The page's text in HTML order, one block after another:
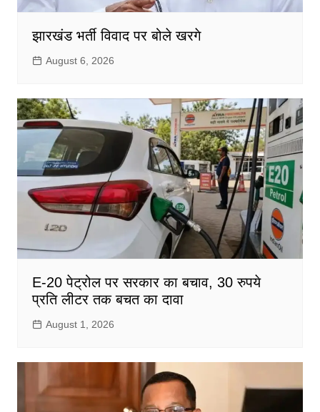
झारखंड भर्ती विवाद पर बोले खरगे
August 6, 2026
E-20 पेट्रोल पर सरकार का बचाव, 30 रुपये
प्रति लीटर तक बचत का दावा
August 1, 2026